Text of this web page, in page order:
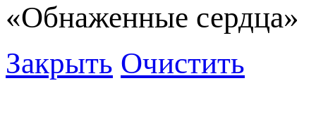
«Обнаженные сердца»
Закрыть Очистить